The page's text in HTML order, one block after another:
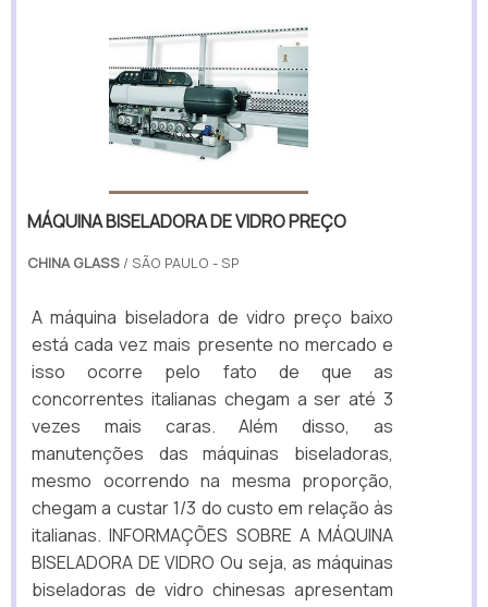
MÁQUINA BISELADORA DE VIDRO PREÇO
CHINA GLASS / SÃO PAULO - SP
A máquina biseladora de vidro preço baixo
está cada vez mais presente no mercado e
isso ocorre pelo fato de que as
concorrentes italianas chegam a ser até 3
vezes mais caras. Além disso, as
manutenções das máquinas biseladoras,
mesmo ocorrendo na mesma proporção,
chegam a custar 1/3 do custo em relação às
italianas. INFORMAÇÕES SOBRE A MÁQUINA
BISELADORA DE VIDRO Ou seja, as máquinas
biseladoras de vidro chinesas apresentam